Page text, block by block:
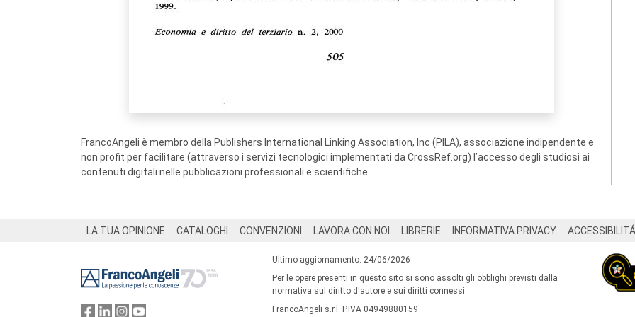
FrancoAngeli è membro della Publishers International Linking Association, Inc (PILA), associazione indipendente e
non profit per facilitare (attraverso i servizi tecnologici implementati da CrossRef.org) l’accesso degli studiosi ai
contenuti digitali nelle pubblicazioni professionali e scientifiche.
LA TUA OPINIONE CATALOGHI CONVENZIONI LAVORA CON NOI LIBRERIE INFORMATIVA PRIVACY ACCESSIBILITÁ
Ultimo aggiornamento: 24/06/2026
Per le opere presenti in questo sito si sono assolti gli obblighi previsti dalla
normativa sul diritto d'autore e sui diritti connessi.
FrancoAngeli s.r.l. P.IVA 04949880159